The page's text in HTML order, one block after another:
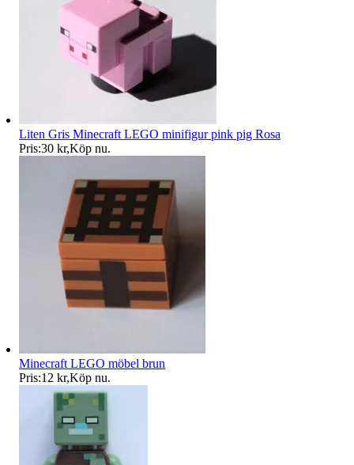
Liten Gris Minecraft LEGO minifigur pink pig Rosa
Pris:30 kr,Köp nu.
Minecraft LEGO möbel brun
Pris:12 kr,Köp nu.